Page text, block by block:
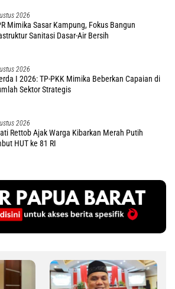
2026
Mimika Sasar Kampung, Fokus Bangun
Sanitasi Dasar-Air Bersih
2026
I 2026: TP-PKK Mimika Beberkan Capaian di
Sektor Strategis
2026
Rettob Ajak Warga Kibarkan Merah Putih
HUT ke 81 RI